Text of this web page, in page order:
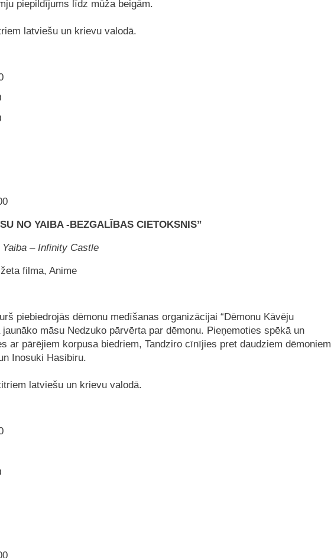
piepildījums līdz mūža beigām.
latviešu un krievu valodā.
NO YAIBA -BEZGALĪBAS CIETOKSNIS”
– Infinity Castle
filma, Anime
piebiedrojās dēmonu medīšanas organizācijai “Dēmonu Kāvēju
māsu Nedzuko pārvērta par dēmonu. Pieņemoties spēkā un
ar pārējiem korpusa biedriem, Tandziro cīnījies pret daudziem dēmoniem
Inosuki Hasibiru.
latviešu un krievu valodā.